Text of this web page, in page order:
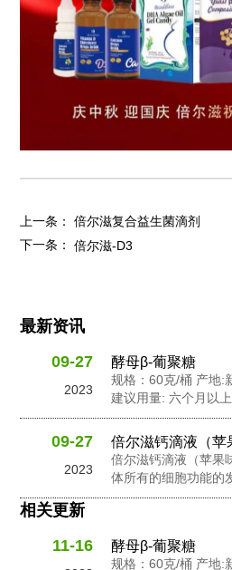
上一条：倍尔滋复合益生菌滴剂
下一条：倍尔滋-D3
最新资讯
09-27
2023
酵母β-葡聚糖
规格：60克/桶 产地:
建议用量: 六个月以
幼儿每天2包,孕妇及
精，食用非活性酵母
母 β-葡聚糖，针叶樱
木莓粉，N-乙酰神经
09-27
2023
倍尔滋钙滴液（苹
倍尔滋钙滴液（苹果
体所有的细胞功能的
作。钙在人体内含量
促进心脏肌肉功能，
相关更新
11-16
酵母β-葡聚糖
规格：60克/桶 产地: